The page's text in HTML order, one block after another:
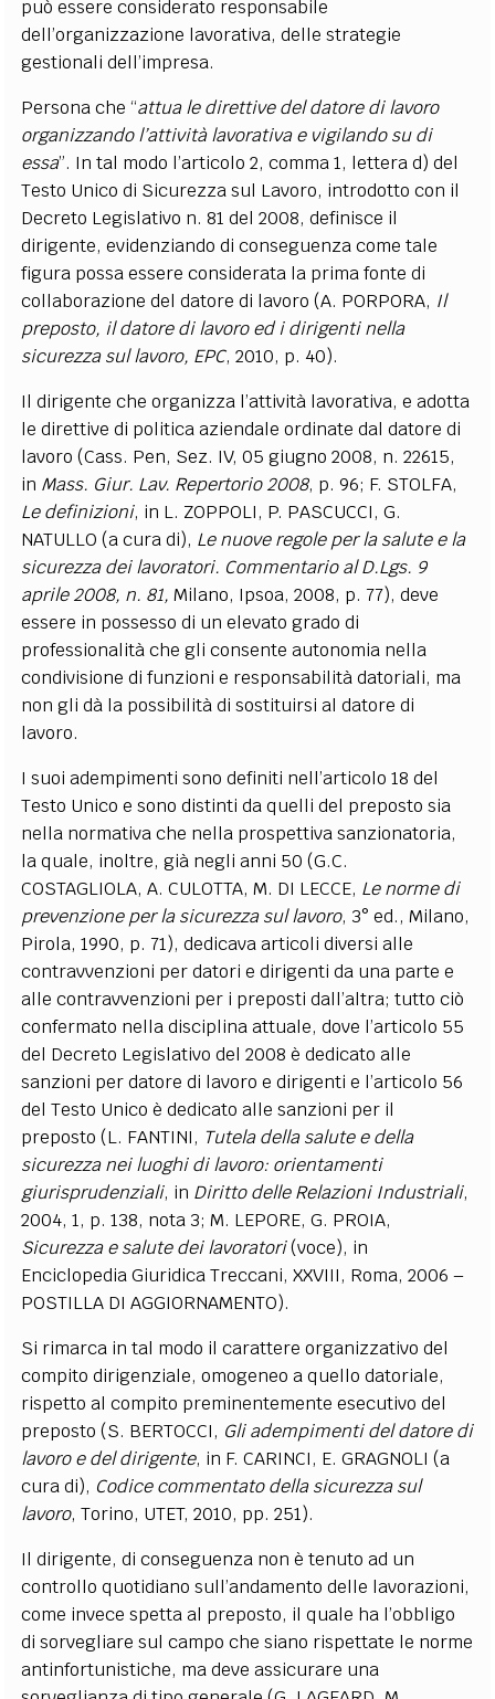
può essere considerato responsabile
dell’organizzazione lavorativa, delle strategie
gestionali dell’impresa.
Persona che “attua le direttive del datore di lavoro
organizzando l’attività lavorativa e vigilando su di
essa”. In tal modo l’articolo 2, comma 1, lettera d) del
Testo Unico di Sicurezza sul Lavoro, introdotto con il
Decreto Legislativo n. 81 del 2008, definisce il
dirigente, evidenziando di conseguenza come tale
figura possa essere considerata la prima fonte di
collaborazione del datore di lavoro (A. PORPORA, Il
preposto, il datore di lavoro ed i dirigenti nella
sicurezza sul lavoro, EPC, 2010, p. 40).
Il dirigente che organizza l’attività lavorativa, e adotta
le direttive di politica aziendale ordinate dal datore di
lavoro (Cass. Pen, Sez. IV, 05 giugno 2008, n. 22615,
in Mass. Giur. Lav. Repertorio 2008, p. 96; F. STOLFA,
Le definizioni, in L. ZOPPOLI, P. PASCUCCI, G.
NATULLO (a cura di), Le nuove regole per la salute e la
sicurezza dei lavoratori. Commentario al D.Lgs. 9
aprile 2008, n. 81, Milano, Ipsoa, 2008, p. 77), deve
essere in possesso di un elevato grado di
professionalità che gli consente autonomia nella
condivisione di funzioni e responsabilità datoriali, ma
non gli dà la possibilità di sostituirsi al datore di
lavoro.
I suoi adempimenti sono definiti nell’articolo 18 del
Testo Unico e sono distinti da quelli del preposto sia
nella normativa che nella prospettiva sanzionatoria,
la quale, inoltre, già negli anni 50 (G.C.
COSTAGLIOLA, A. CULOTTA, M. DI LECCE, Le norme di
prevenzione per la sicurezza sul lavoro, 3° ed., Milano,
Pirola, 1990, p. 71), dedicava articoli diversi alle
contravvenzioni per datori e dirigenti da una parte e
alle contravvenzioni per i preposti dall’altra; tutto ciò
confermato nella disciplina attuale, dove l’articolo 55
del Decreto Legislativo del 2008 è dedicato alle
sanzioni per datore di lavoro e dirigenti e l’articolo 56
del Testo Unico è dedicato alle sanzioni per il
preposto (L. FANTINI, Tutela della salute e della
sicurezza nei luoghi di lavoro: orientamenti
giurisprudenziali, in Diritto delle Relazioni Industriali,
2004, 1, p. 138, nota 3; M. LEPORE, G. PROIA,
Sicurezza e salute dei lavoratori(voce), in
Enciclopedia Giuridica Treccani, XXVIII, Roma, 2006 –
POSTILLA DI AGGIORNAMENTO).
Si rimarca in tal modo il carattere organizzativo del
compito dirigenziale, omogeneo a quello datoriale,
rispetto al compito preminentemente esecutivo del
preposto (S. BERTOCCI, Gli adempimenti del datore di
lavoro e del dirigente, in F. CARINCI, E. GRAGNOLI (a
cura di), Codice commentato della sicurezza sul
lavoro, Torino, UTET, 2010, pp. 251).
Il dirigente, di conseguenza non è tenuto ad un
controllo quotidiano sull’andamento delle lavorazioni,
come invece spetta al preposto, il quale ha l’obbligo
di sorvegliare sul campo che siano rispettate le norme
antinfortunistiche, ma deve assicurare una